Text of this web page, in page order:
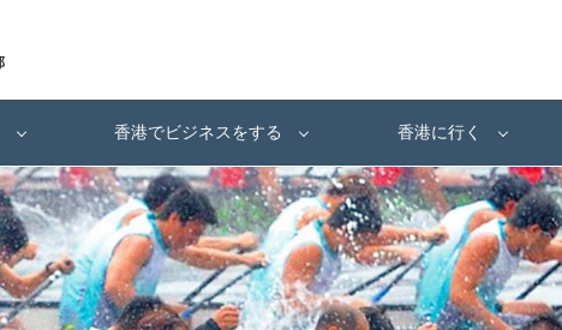
香港でビジネスをする 香港に行く